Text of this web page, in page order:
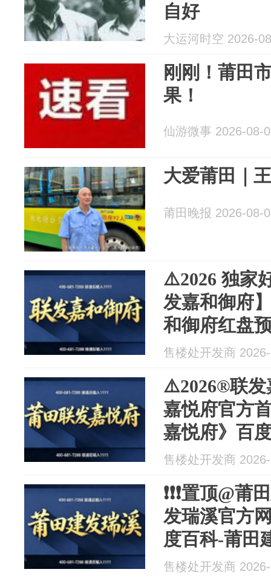
自好
大运河时空 2026-
刚刚！莆田
果！
仙游微事 2026-08-
大爱莆田｜
莆田晚报 2026-08-
⚠️2026 独家
发嘉和御府
和御府红盘
楼盘价格户
售楼处开发商
⚠️2026®联发
嘉悦府官方
嘉悦府》百
AI热搜
售楼处开发商
❗❗❗置顶@
发瑞溪官方
度百科-莆田
售楼处开发商